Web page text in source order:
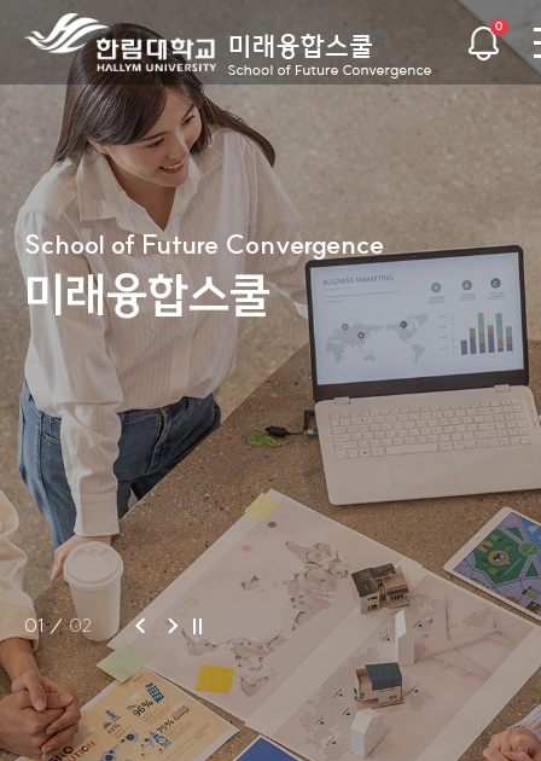
0
School of Future Convergence
미래융합스쿨
School of Future Convergence
미래융합스쿨
School of Future Convergence
미래융합스쿨
School of Future Convergence
미래융합스쿨
School of Future Convergence
미래융합스쿨
School of Future Convergence
미래융합스쿨
01 02